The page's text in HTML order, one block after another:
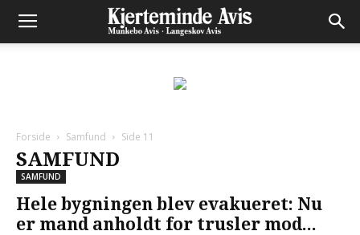
Forside Samfund Side 11
SAMFUND
SAMFUND
Hele bygningen blev evakueret: Nu
er mand anholdt for trusler mod...